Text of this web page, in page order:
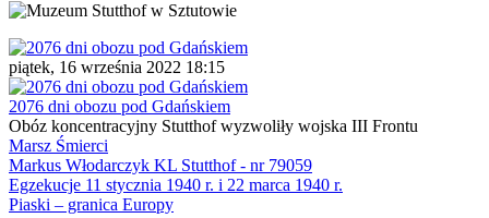
piątek, 16 września 2022 18:15
2076 dni obozu pod Gdańskiem
Obóz koncentracyjny Stutthof wyzwoliły wojska III Frontu
Marsz Śmierci
Markus Włodarczyk KL Stutthof - nr 79059
Egzekucje 11 stycznia 1940 r. i 22 marca 1940 r.
Piaski – granica Europy